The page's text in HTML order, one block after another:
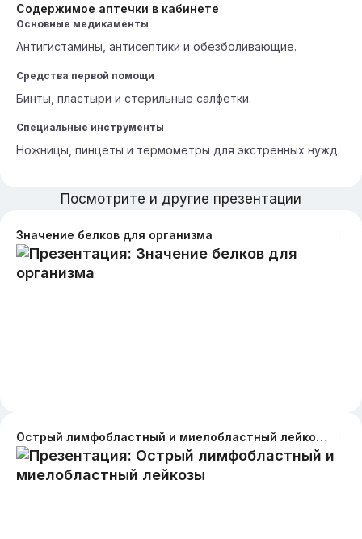
Содержимое аптечки в кабинете
Основные медикаменты
Антигистамины, антисептики и обезболивающие.
Средства первой помощи
Бинты, пластыри и стерильные салфетки.
Специальные инструменты
Ножницы, пинцеты и термометры для экстренных нужд.
Посмотрите и другие презентации
Значение белков для организма
Острый лимфобластный и миелобластный лейкозы